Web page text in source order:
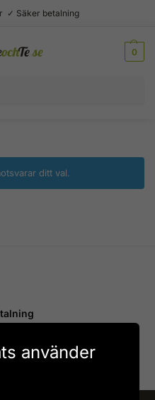
✓ Säker betalning
0
ditt val.
1-4 vardagar
använder